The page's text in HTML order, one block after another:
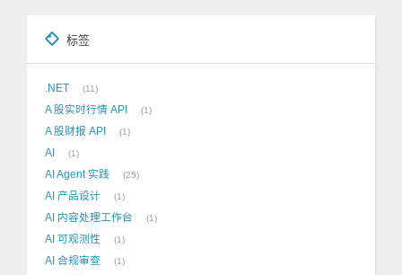
标签
.NET 11
A 股实时行情 API 1
A 股财报 API 1
AI 1
AI Agent 实践 25
AI 产品设计 1
AI 内容处理工作台 1
AI 可观测性 1
AI 合规审查 1